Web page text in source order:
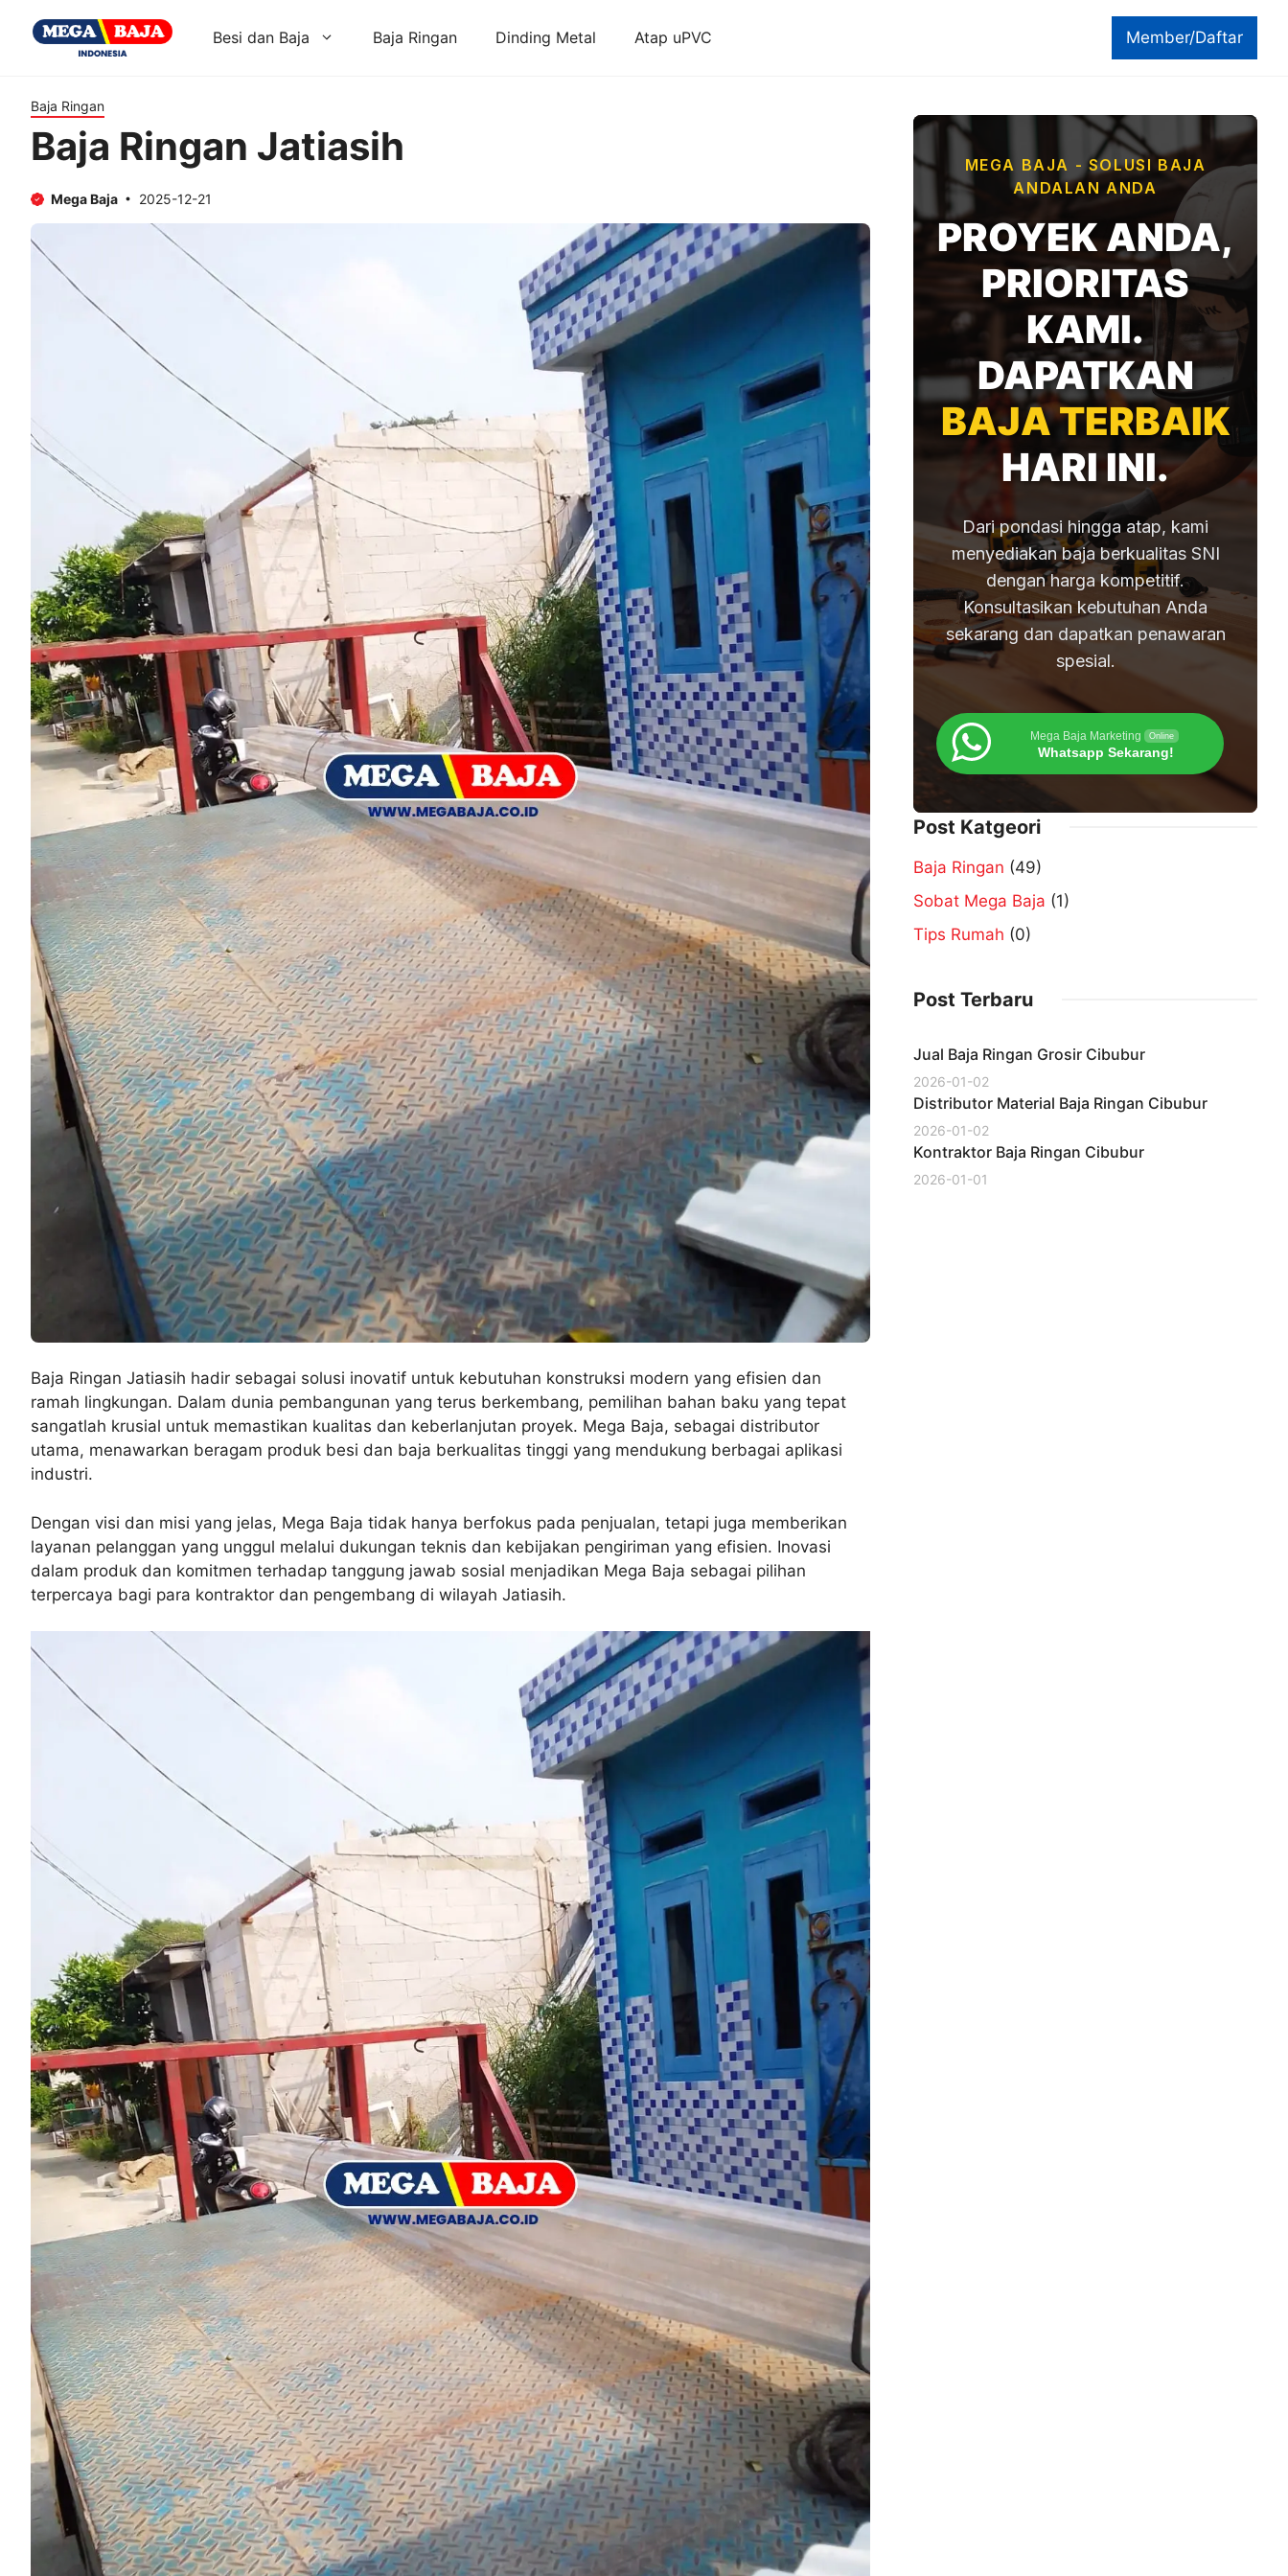
Member/Daftar
Besi dan Baja Baja Ringan Dinding Metal Atap uPVC
Baja Ringan
Baja Ringan Jatiasih
Mega Baja 2025-12-21
Baja Ringan Jatiasih hadir sebagai solusi inovatif untuk kebutuhan konstruksi modern yang efisien dan
ramah lingkungan. Dalam dunia pembangunan yang terus berkembang, pemilihan bahan baku yang tepat
sangatlah krusial untuk memastikan kualitas dan keberlanjutan proyek. Mega Baja, sebagai distributor
utama, menawarkan beragam produk besi dan baja berkualitas tinggi yang mendukung berbagai aplikasi
industri.
Dengan visi dan misi yang jelas, Mega Baja tidak hanya berfokus pada penjualan, tetapi juga memberikan
layanan pelanggan yang unggul melalui dukungan teknis dan kebijakan pengiriman yang efisien. Inovasi
dalam produk dan komitmen terhadap tanggung jawab sosial menjadikan Mega Baja sebagai pilihan
terpercaya bagi para kontraktor dan pengembang di wilayah Jatiasih.
MEGA BAJA - SOLUSI BAJA
ANDALAN ANDA
PROYEK ANDA,
PRIORITAS
KAMI.
DAPATKAN
BAJA TERBAIK
HARI INI.
Dari pondasi hingga atap, kami
menyediakan baja berkualitas SNI
dengan harga kompetitif.
Konsultasikan kebutuhan Anda
sekarang dan dapatkan penawaran
spesial.
Mega Baja Marketing Online
Whatsapp Sekarang!
Post Katgeori
Baja Ringan (49)
Sobat Mega Baja (1)
Tips Rumah (0)
Post Terbaru
Jual Baja Ringan Grosir Cibubur
2026-01-02
Distributor Material Baja Ringan Cibubur
2026-01-02
Kontraktor Baja Ringan Cibubur
2026-01-01